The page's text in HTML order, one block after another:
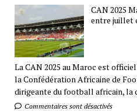
CAN 2025
entre juillet
La CAN 2025 au Maroc est
la Confédération Africaine de
dirigeante du football africain, la
Commentaires sont désactivés